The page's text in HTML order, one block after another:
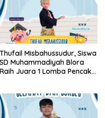
Thufail Misbahussudur, Siswa
SD Muhammadiyah Blora
Raih Juara 1 Lomba Pencak